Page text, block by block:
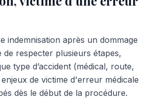
indemnisation après un dommage
respecter plusieurs étapes,
type d’accident (médical, route,
de victime d'erreur médicale
dès le début de la procédure.